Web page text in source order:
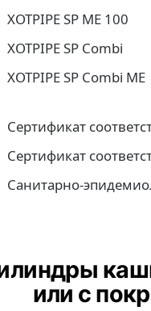
XOTPIPE SP ME 100
XOTPIPE SP Combi
XOTPIPE SP Combi ME
Сертификат
Сертификат
Санитарно-
или с